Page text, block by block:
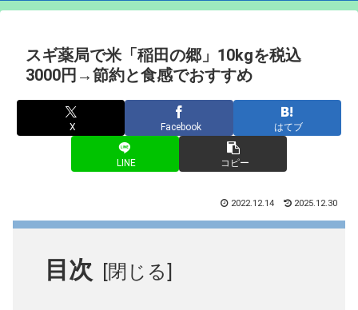
スギ薬局で米「稲田の郷」10kgを税込
3000円→節約と食感でおすすめ
X Facebook はてブ
LINE コピー
2022.12.14 2025.12.30
目次